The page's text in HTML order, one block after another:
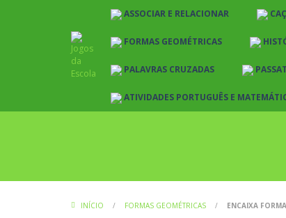
ASSOCIAR E RELACIONAR
FORMAS GEOMÉTRICAS
PALAVRAS CRUZADAS
ATIVIDADES PORTUGUÊS E
INÍCIO / FORMAS GEOMÉTRICAS / ENCAIXA